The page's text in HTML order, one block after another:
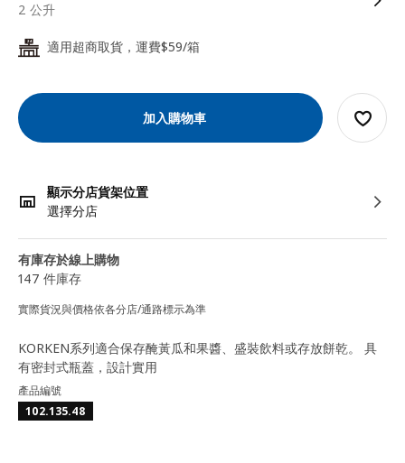
2 公升
24 適用超商取貨，運費$59/箱
加入購物車
顯示分店貨架位置
選擇分店
有庫存於線上購物
147 件庫存
實際貨況與價格依各分店/通路標示為準
KORKEN系列適合保存醃黃瓜和果醬、盛裝飲料或存放餅乾。 具
有密封式瓶蓋，設計實用
產品編號
102.135.48